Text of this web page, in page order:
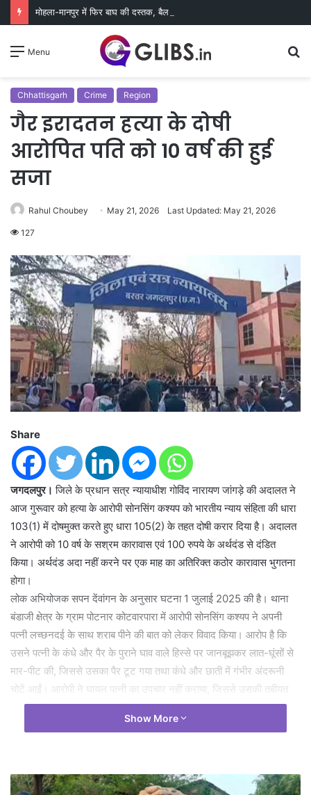
मोहला-मानपुर में फिर बाघ की दस्तक, बैल पर हमले से ग्रामीणों में दहशत
Menu
Chhattisgarh Crime Region
गैर इरादतन हत्या के दोषी
आरोपित पति को 10 वर्ष की हुई
सजा
Rahul Choubey May 21, 2026 Last Updated: May 21, 2026
127
Share
जगदलपुर। जिले के प्रधान सत्र न्यायाधीश गोविंद नारायण जांगड़े की अदालत ने
आज गुरूवार को हत्या के आरोपी सोनसिंग कश्यप को भारतीय न्याय संहिता की धारा
103(1) में दोषमुक्त करते हुए धारा 105(2) के तहत दोषी करार दिया है। अदालत
ने आरोपी को 10 वर्ष के सश्रम कारावास एवं 100 रुपये के अर्थदंड से दंडित
किया। अर्थदंड अदा नहीं करने पर एक माह का अतिरिक्त कठोर कारावास भुगतना
होगा।
लोक अभियोजक सपन देंवांगन के अनुसार घटना 1 जुलाई 2025 की है। थाना
बंडाजी क्षेत्र के ग्राम पोटनार कोटवारपारा में आरोपी सोनसिंग कश्यप ने अपनी
पत्नी लच्छनदई के साथ शराब पीने की बात को लेकर विवाद किया। आरोप है कि
उसने पत्नी के कंधे और पैर के पुराने घाव वाले हिस्से पर जानबूझकर लात-घूंसों से
मार-पीट की, जिससे उसका पैर टूट गया तथा कंधे और छाती में गंभीर अंदरूनी
चोटें आईं। आरोपी ने घायल पत्नी का उपचार नहीं कराया, जिससे उसकी तबीयत
लगातार बिगड़ती गई और आठ दिन बाद उसकी मृत्यु हो गई। पोस्टमार्टम रिपोर्ट और
डॉक्टर की रिपोर्ट में मृत्यु को हत्यात्मक प्रकृति का बताया गया। मामले में थाना
हुए सजा सुनाई।
Show More